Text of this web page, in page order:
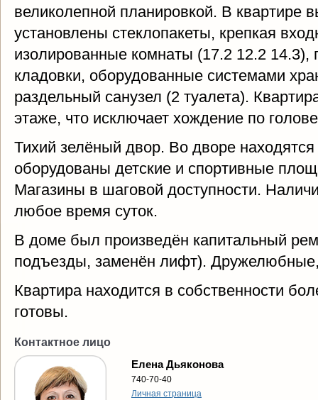
великолепной планировкой. В квартире
установлены стеклопакеты, крепкая
изолированные комнаты (17.2 12.2 14.3),
кладовки, оборудованные системами
раздельный санузел (2 туалета).
этаже, что исключает хождение по
Тихий зелёный двор. Во дворе
оборудованы детские и спортивные
Магазины в шаговой доступности.
любое время суток.
В доме был произведён капитальный
подъезды, заменён лифт).
Квартира находится в собственности
готовы.
Контактное лицо
Елена Дьяконова
740-70-40
Личная страница